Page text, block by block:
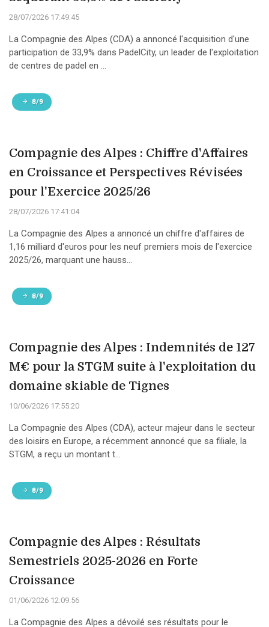
28/07/2026 17:49:45
La Compagnie des Alpes (CDA) a annoncé l'acquisition d'une
participation de 33,9% dans PadelCity, un leader de l'exploitation
de centres de padel en ...
8/9
Compagnie des Alpes : Chiffre d'Affaires
en Croissance et Perspectives Révisées
pour l'Exercice 2025/26
28/07/2026 17:41:04
La Compagnie des Alpes a annoncé un chiffre d'affaires de
1,16 milliard d'euros pour les neuf premiers mois de l'exercice
2025/26, marquant une hauss...
8/9
Compagnie des Alpes : Indemnités de 127
M€ pour la STGM suite à l'exploitation du
domaine skiable de Tignes
10/06/2026 17:55:20
La Compagnie des Alpes (CDA), acteur majeur dans le secteur
des loisirs en Europe, a récemment annoncé que sa filiale, la
STGM, a reçu un montant t...
8/9
Compagnie des Alpes : Résultats
Semestriels 2025-2026 en Forte
Croissance
01/06/2026 12:09:56
La Compagnie des Alpes a dévoilé ses résultats pour le